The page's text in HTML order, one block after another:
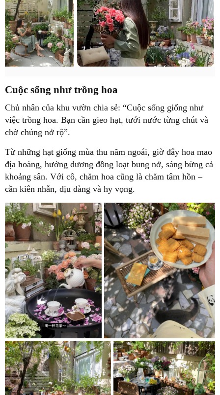
Cuộc sống như trồng hoa
Chủ nhân của khu vườn chia sẻ: “Cuộc sống giống như
việc trồng hoa. Bạn cần gieo hạt, tưới nước từng chút và
chờ chúng nở rộ”.
Từ những hạt giống mùa thu năm ngoái, giờ đây hoa mao
địa hoàng, hướng dương đồng loạt bung nở, sáng bừng cả
khoảng sân. Với cô, chăm hoa cũng là chăm tâm hồn –
cần kiên nhẫn, dịu dàng và hy vọng.